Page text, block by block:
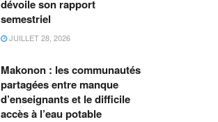
dévoile son rapport
semestriel
JUILLET 28, 2026
Makonon : les communautés
partagées entre manque
d’enseignants et le difficile
accès à l’eau potable